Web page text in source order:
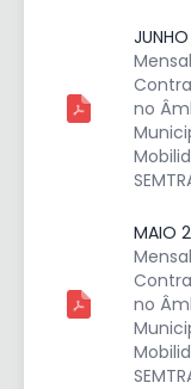
no
MAIO
no